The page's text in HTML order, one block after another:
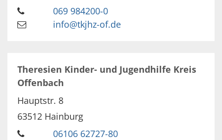
069 984200-0
info@tkjhz-of.de
Theresien Kinder- und Jugendhilfe Kreis
Offenbach
Hauptstr. 8
63512 Hainburg
06106 62727-80